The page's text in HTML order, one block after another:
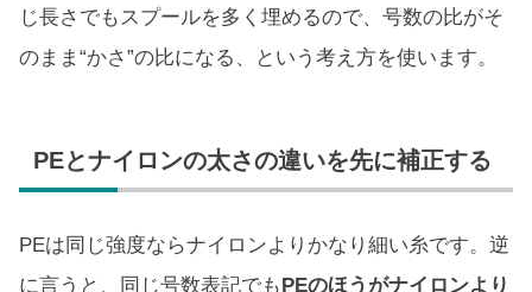
じ長さでもスプールを多く埋めるので、号数の比がそ
のまま“かさ”の比になる、という考え方を使います。
PEとナイロンの太さの違いを先に補正する
PEは同じ強度ならナイロンよりかなり細い糸です。逆
に言うと、同じ号数表記でもPEのほうがナイロンより